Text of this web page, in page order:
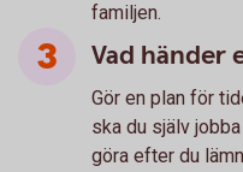
familjen.
Vad händer
Gör en plan för
ska du själv
göra efter du